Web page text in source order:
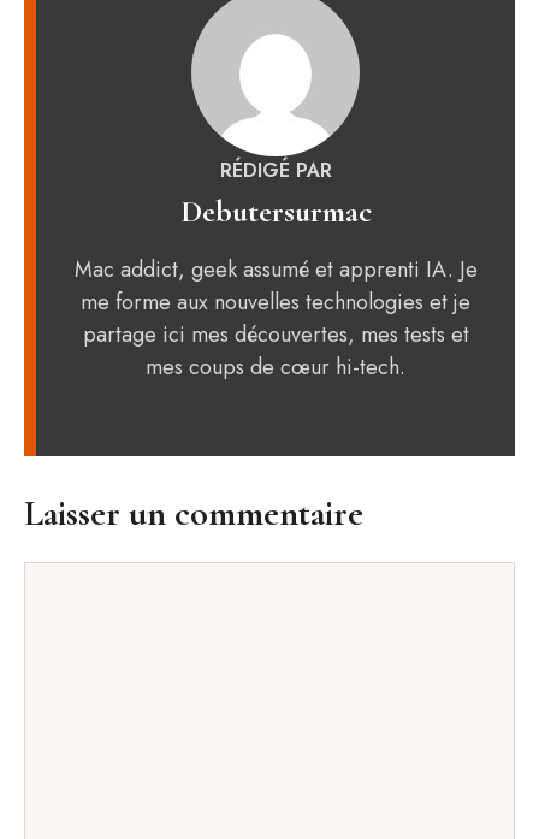
RÉDIGÉ PAR
Debutersurmac
Mac addict, geek assumé et apprenti IA. Je
me forme aux nouvelles technologies et je
partage ici mes découvertes, mes tests et
mes coups de cœur hi-tech.
Laisser un commentaire